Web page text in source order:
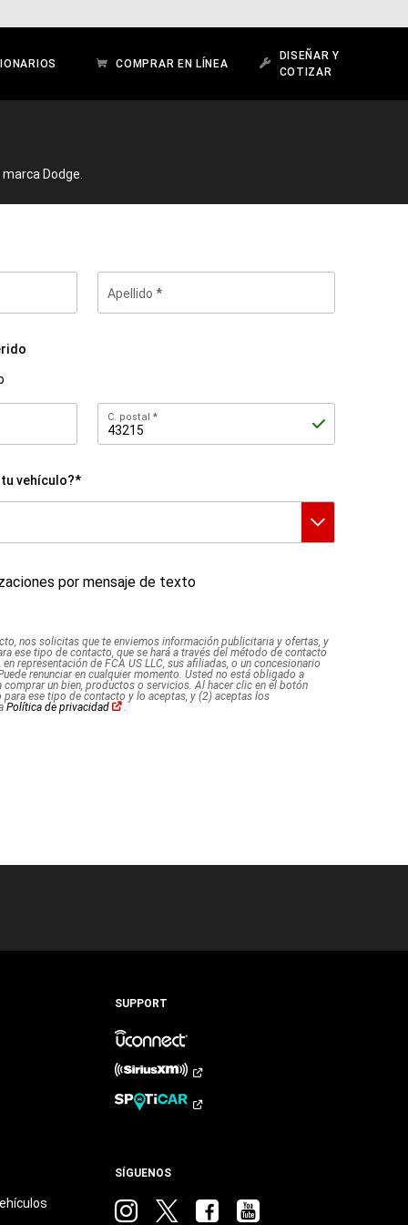
COMPRAR EN LÍNEA
DISEÑAR Y
COTIZAR
Dodge.
Apellido
C. postalC.
vehículo?*
por mensaje de texto
nos solicitas que te enviemos información publicitaria y ofertas, y
ese tipo de contacto, que se hará a través del método de contacto
representación de FCA US LLC, sus afiliadas, o un concesionario
renunciar en cualquier momento. Usted no está obligado a
un bien, productos o servicios. Al hacer clic en el botón
para ese tipo de contacto y lo aceptas, y (2) aceptas los
Política de privacidad(Abrir
.
SUPPORT
SÍGUENOS
VisitarVisitarVisitarVisitar